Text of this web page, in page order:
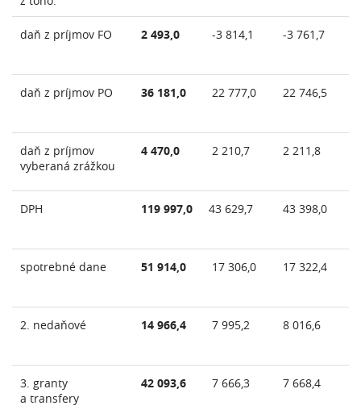
daň z príjmov FO 2 493,0 -3 814,1 -3 761,7
daň z príjmov PO 36 181,0 22 777,0 22 746,5
daň z príjmov
vyberaná zrážkou
4 470,0 2 210,7 2 211,8
DPH 119 997,0 43 629,7 43 398,0
spotrebné dane 51 914,0 17 306,0 17 322,4
2. nedaňové 14 966,4 7 995,2 8 016,6
3. granty
a transfery
42 093,6 7 666,3 7 668,4